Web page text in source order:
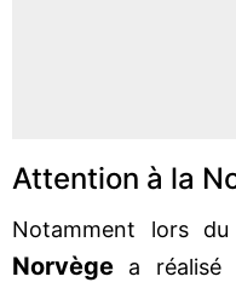
Attention à la
Notamment lors
Norvège
a réalisé